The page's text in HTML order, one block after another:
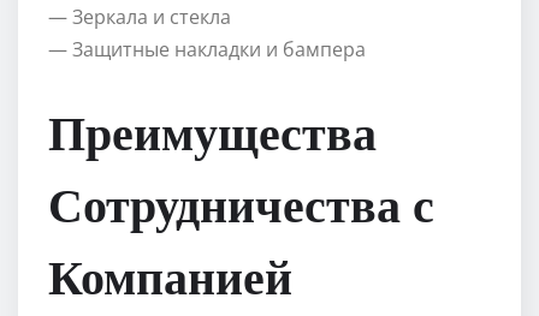
— Зеркала и стекла
— Защитные накладки и бампера
Преимущества
Сотрудничества с
Компанией